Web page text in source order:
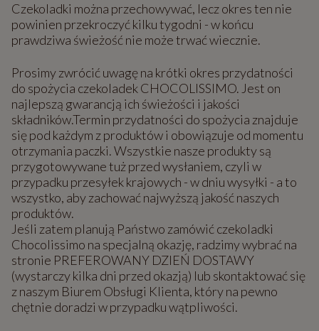
Czekoladki można przechowywać, lecz okres ten nie
powinien przekroczyć kilku tygodni - w końcu
prawdziwa świeżość nie może trwać wiecznie.
Prosimy zwrócić uwagę na krótki okres przydatności
do spożycia czekoladek CHOCOLISSIMO. Jest on
najlepszą gwarancją ich świeżości i jakości
składników.Termin przydatności do spożycia znajduje
się pod każdym z produktów i obowiązuje od momentu
otrzymania paczki. Wszystkie nasze produkty są
przygotowywane tuż przed wysłaniem, czyli w
przypadku przesyłek krajowych - w dniu wysyłki - a to
wszystko, aby zachować najwyższą jakość naszych
produktów.
Jeśli zatem planują Państwo zamówić czekoladki
Chocolissimo na specjalną okazję, radzimy wybrać na
stronie PREFEROWANY DZIEŃ DOSTAWY
(wystarczy kilka dni przed okazją) lub skontaktować się
z naszym Biurem Obsługi Klienta, który na pewno
chętnie doradzi w przypadku wątpliwości.